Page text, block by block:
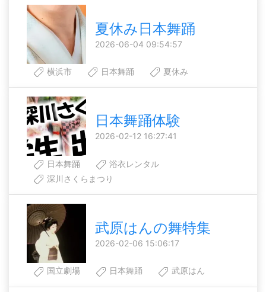
夏休み日本舞踊
2026-06-04 09:54:57
横浜市 日本舞踊 夏休み
日本舞踊体験
2026-02-12 16:27:41
日本舞踊
浴衣レンタル
深川さくらまつり
武原はんの舞特集
2026-02-06 15:06:17
国立劇場 日本舞踊 武原はん